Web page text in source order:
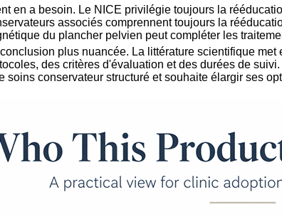
en a besoin. Le NICE privilégie toujours la
associés comprennent toujours la
du plancher pelvien peut compléter les
plus nuancée. La littérature scientifique
des critères d'évaluation et des durées de
conservateur structuré et souhaite élargir ses